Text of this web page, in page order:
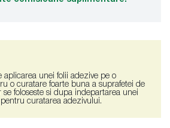
aplicarea unei folii adezive pe o
o curatare foarte buna a suprafetei de
foloseste si dupa indepartarea unei
curatarea adezivului.